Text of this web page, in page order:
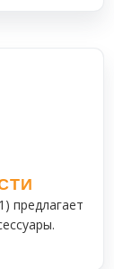
предлагает